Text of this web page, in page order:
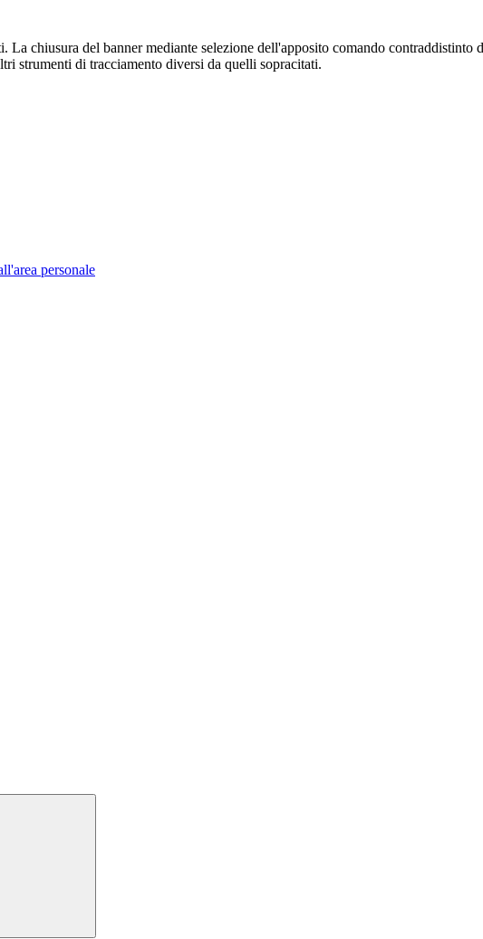
La chiusura del banner mediante selezione dell'apposito comando
strumenti di tracciamento diversi da quelli sopracitati.
personale